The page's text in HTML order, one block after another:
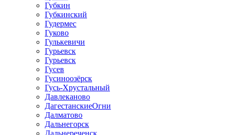
Губкин
Губкинский
Гудермес
Гуково
Гулькевичи
Гурьевск
Гурьевск
Гусев
Гусиноозёрск
Гусь-Хрустальный
Давлеканово
ДагестанскиеОгни
Далматово
Дальнегорск
Дальнереченск